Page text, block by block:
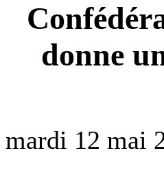
donne
mardi 12 mai